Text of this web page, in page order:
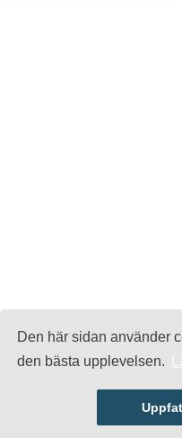
Den här sidan använder
den bästa upplevelsen.